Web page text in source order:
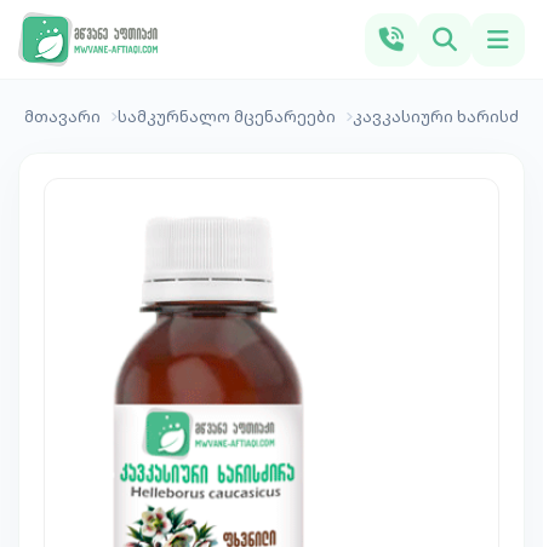
მთავარი სამკურნალო მცენარეები კავკასიური